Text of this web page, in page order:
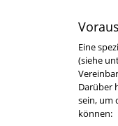
Eine
(siehe
Darüber
sein, um
können: